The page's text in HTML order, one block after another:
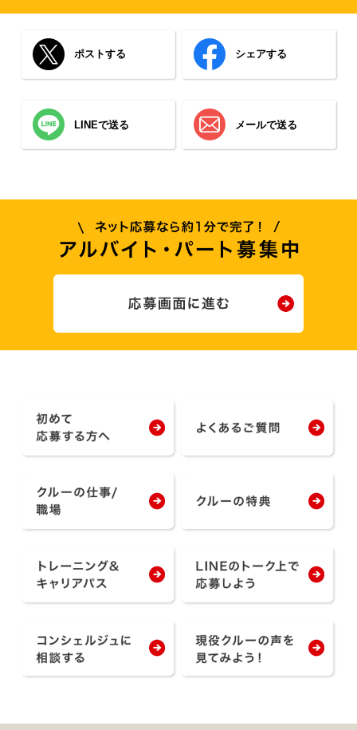
ポストする シェアする
LINEで送る メールで送る